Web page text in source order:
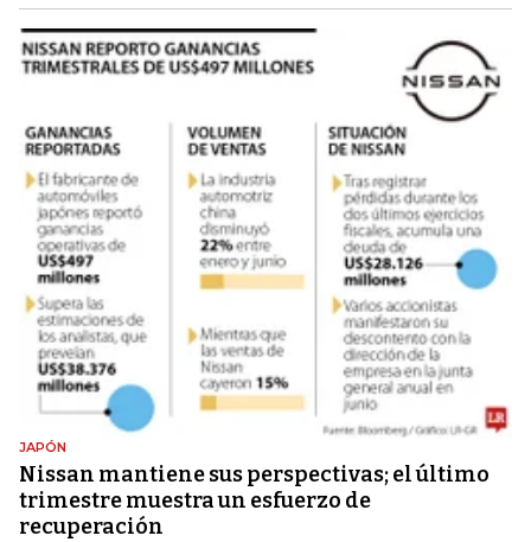
JAPÓN
Nissan mantiene sus perspectivas; el último
trimestre muestra un esfuerzo de
recuperación